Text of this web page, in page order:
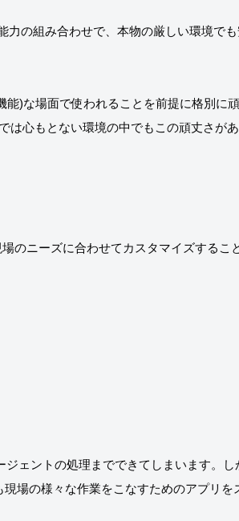
の組み合わせで、本物の厳しい環境で
)な場面で使われることを前提に格別に
心もとない環境の中でもこの頑丈さが
のニーズに合わせてカスタマイズするこ
ェントの処理までできてしまいます。し
場の様々な作業をこなすためのアプリを